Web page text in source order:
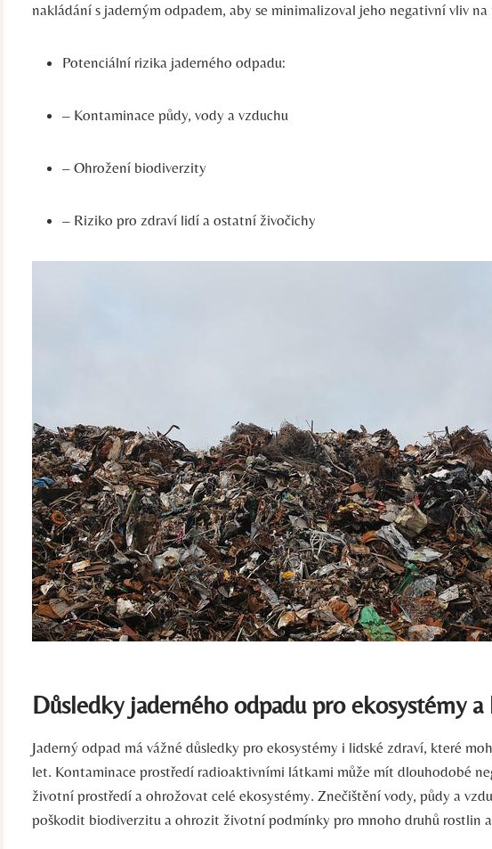
nakládání s jaderným odpadem, aby se minimalizoval jeho negativní vliv na
Potenciální rizika jaderného odpadu:
– Kontaminace půdy, vody a vzduchu
– Ohrožení biodiverzity
– Riziko pro zdraví lidí a ostatní živočichy
Důsledky jaderného odpadu pro ekosystémy
Jaderný odpad má vážné důsledky pro ekosystémy i lidské zdraví, které
let. Kontaminace prostředí radioaktivními látkami může mít dlouhodobé
životní prostředí a ohrožovat celé ekosystémy. Znečištění vody, půdy a
poškodit biodiverzitu a ohrozit životní podmínky pro mnoho druhů rostlin